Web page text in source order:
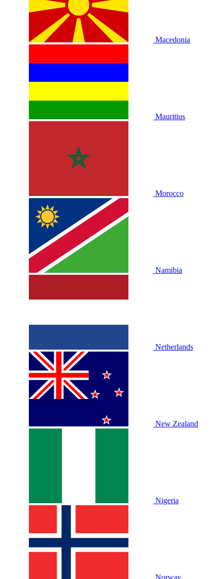
Macedonia
Mauritius
Morocco
Namibia
Netherlands
New Zealand
Nigeria
Norway